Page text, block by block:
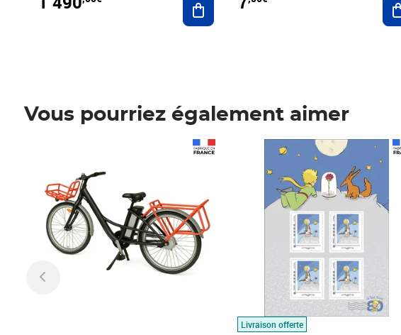
Vous pourriez également aimer
Livraison offerte
Prix 7,50€